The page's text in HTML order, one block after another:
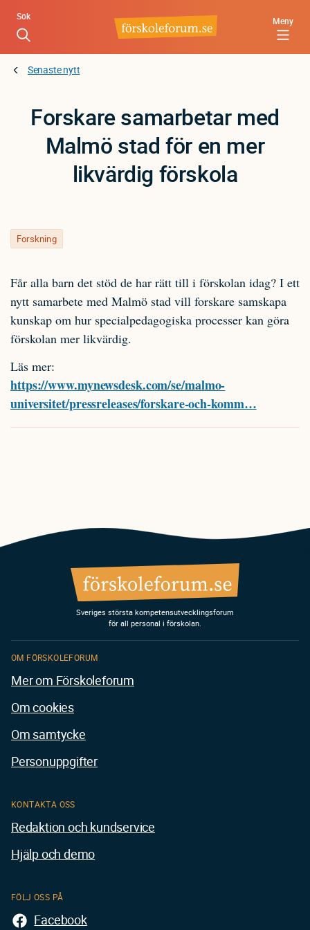
Hoppa
huvudinnehåll
Meny
Sök
Senaste nytt
Forskare samarbetar med
Malmö stad för en mer
likvärdig förskola
Forskning
Får alla barn det stöd de har rätt till i förskolan idag? I ett
nytt samarbete med Malmö stad vill forskare samskapa
kunskap om hur specialpedagogiska processer kan göra
förskolan mer likvärdig.
Läs mer:
https://www.mynewsdesk.com/se/malmo-
universitet/pressreleases/forskare-och-komm…
Sveriges största kompetensutvecklingsforum
för all personal i förskolan.
KONTAKTA OSS
Redaktion och kundservice
Hjälp och demo
FÖLJ OSS PÅ
Facebook
OM FÖRSKOLEFORUM
Mer om Förskoleforum
Om cookies
Om samtycke
Personuppgifter